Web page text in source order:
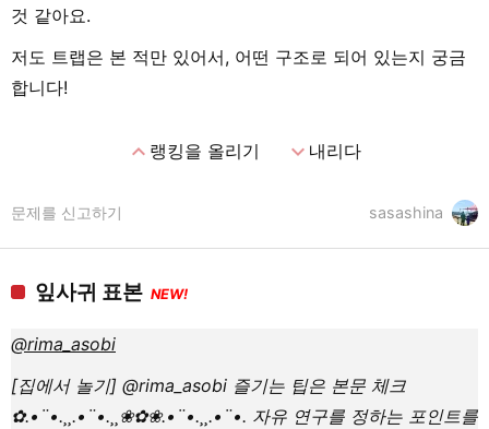
것 같아요.
저도 트랩은 본 적만 있어서, 어떤 구조로 되어 있는지 궁금
합니다!
expand_less랭킹을 올리기 expand_more내리다
sasashina
문제를 신고하기
잎사귀 표본 NEW!
@rima_asobi
[집에서 놀기] @rima_asobi 즐기는 팁은 본문 체크
✿.•¨•.¸¸.•¨•.¸¸❀✿❀.•¨•.¸¸.•¨•. 자유 연구를 정하는 포인트를